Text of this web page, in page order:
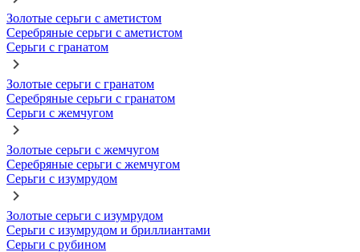
Золотые серьги с аметистом
Серебряные серьги с аметистом
Серьги с гранатом
Золотые серьги с гранатом
Серебряные серьги с гранатом
Серьги с жемчугом
Золотые серьги с жемчугом
Серебряные серьги с жемчугом
Серьги с изумрудом
Золотые серьги с изумрудом
Серьги с изумрудом и бриллиантами
Серьги с рубином